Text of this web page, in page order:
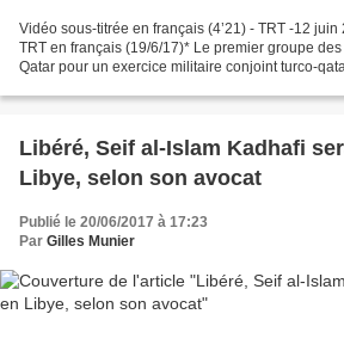
Vidéo sous-titrée en français (4’21) - TRT -12 juin 2017 - Revue de presse :
TRT en français (19/6/17)* Le premier groupe
Qatar pour un exercice militaire conjoint turco-
Libéré, Seif al-Islam Kadhafi
Libye, selon son avocat
Publié le 20/06/2017 à 17:23
Par Gilles Munier